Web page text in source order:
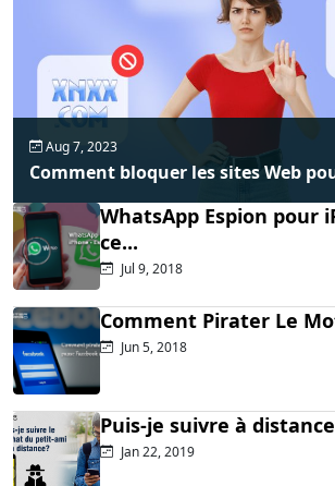
Aug 7, 2023
Comment bloquer les sites Web
WhatsApp Espion pour
ce...
Jul 9, 2018
Comment Pirater Le
Jun 5, 2018
Puis-je suivre à
Jan 22, 2019